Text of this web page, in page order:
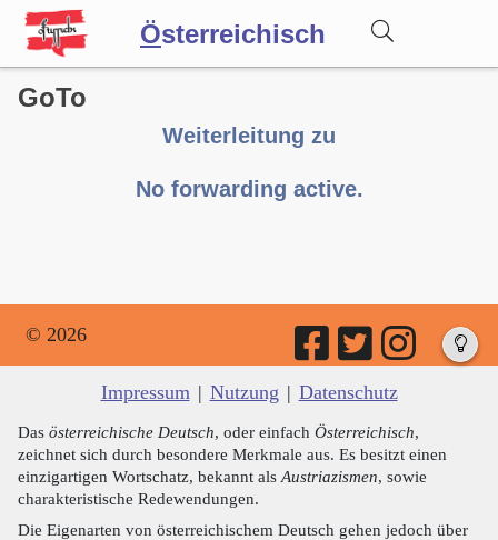
Österreichisch
Wörterbuch
GoTo
Weiterleitung zu
No forwarding active.
© 2026
Impressum | Nutzung | Datenschutz
Das österreichische Deutsch, oder einfach Österreichisch,
zeichnet sich durch besondere Merkmale aus. Es besitzt einen
einzigartigen Wortschatz, bekannt als Austriazismen, sowie
charakteristische Redewendungen.
Die Eigenarten von österreichischem Deutsch gehen jedoch über